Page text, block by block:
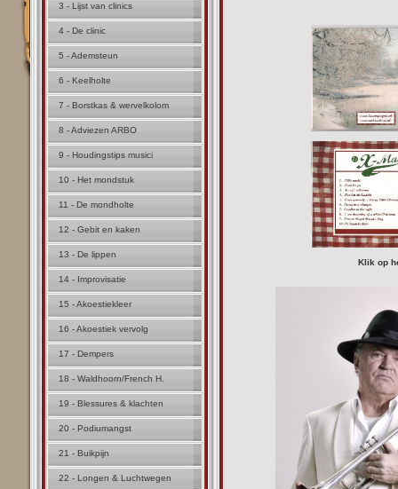
3 - Lijst van clinics
4 - De clinic
5 - Ademsteun
6 - Keelholte
7 - Borstkas & wervelkolom
8 - Adviezen ARBO
9 - Houdingstips musici
10 - Het mondstuk
11 - De mondholte
12 - Gebit en kaken
13 - De lippen
14 - Improvisatie
15 - Akoestiekleer
16 - Akoestiek vervolg
17 - Dempers
18 - Waldhoorn/French H.
19 - Blessures & klachten
20 - Podiumangst
21 - Buikpijn
22 - Longen & Luchtwegen
Klik op